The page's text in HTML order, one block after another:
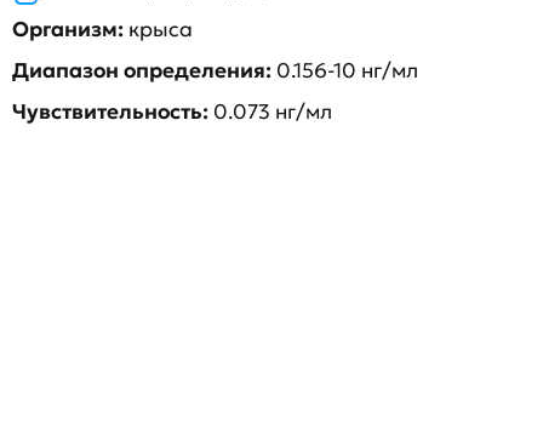
Организм: крыса
Диапазон определения: 0.156-10 нг/мл
Чувствительность: 0.073 нг/мл